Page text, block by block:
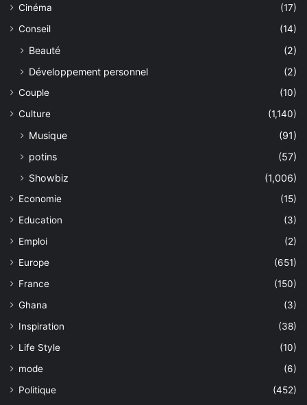
Cinéma
(17)
Conseil
(14)
Beauté
(2)
Développement personnel
(2)
Couple
(10)
Culture
(1,140)
Musique
(91)
potins
(57)
Showbiz
(1,006)
Economie
(15)
Education
(3)
Emploi
(2)
Europe
(651)
France
(150)
Ghana
(3)
Inspiration
(38)
Life Style
(10)
mode
(6)
Politique
(452)